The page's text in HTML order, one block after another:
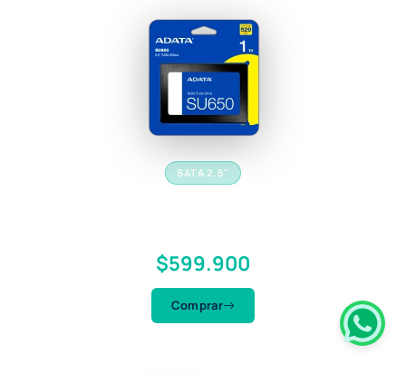
SATA 2.5"
$599.900
Comprar